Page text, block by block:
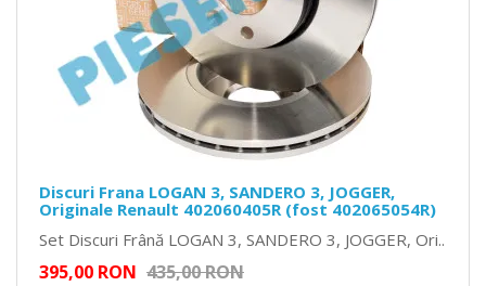
Discuri Frana LOGAN 3, SANDERO 3, JOGGER,
Originale Renault 402060405R (fost 402065054R)
Set Discuri Frână LOGAN 3, SANDERO 3, JOGGER, Ori..
395,00 RON 435,00 RON